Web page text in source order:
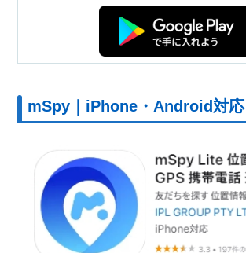
mSpy｜iPhone・Android対応